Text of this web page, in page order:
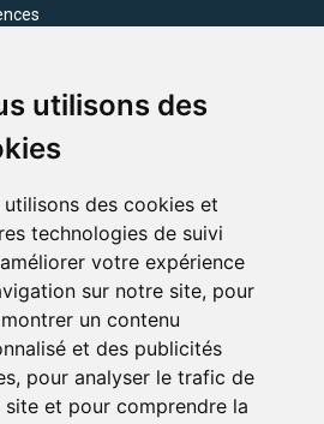
utilisons des
utilisons des cookies et
technologies de suivi
votre expérience
sur notre site, pour
un contenu
et des publicités
pour analyser le trafic de
site et pour comprendre la
Team
000 adresses et événements
de BrusselsLife.be et découvrez
un grand choix d'événements,
et astuces de notre écriture.